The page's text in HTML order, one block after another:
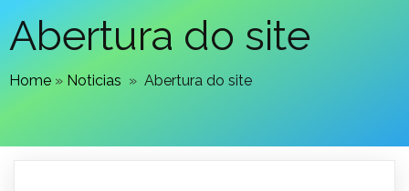
Abertura do site
Home » Noticias » Abertura do site